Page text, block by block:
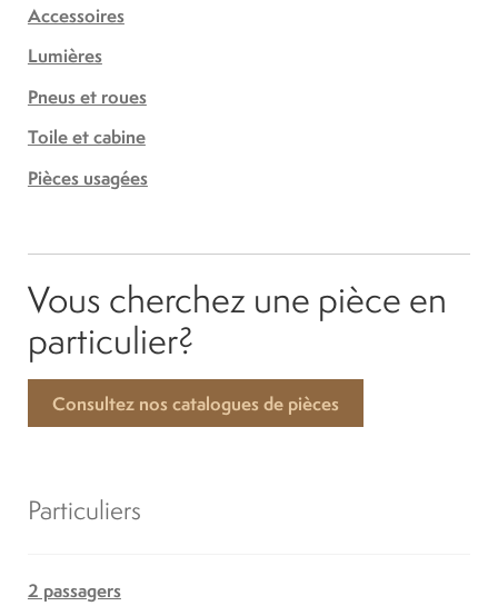
Accessoires
Lumières
Pneus et roues
Toile et cabine
Pièces usagées
Vous cherchez une pièce en
particulier?
Consultez nos catalogues de pièces
Particuliers
2 passagers